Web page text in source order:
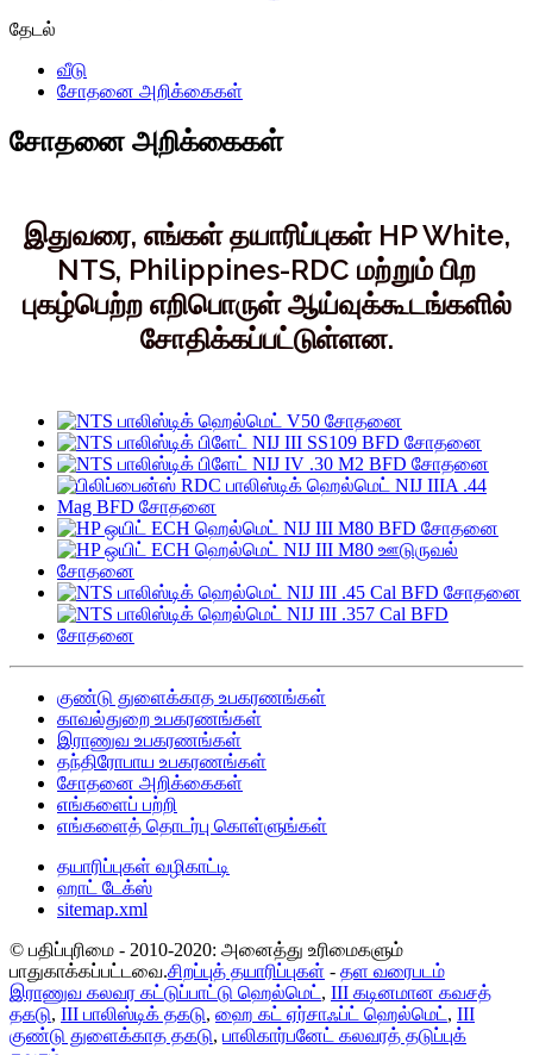
தேடல்
வீடு
சோதனை அறிக்கைகள்
சோதனை அறிக்கைகள்
இதுவரை, எங்கள் தயாரிப்புகள் HP White,
NTS, Philippines-RDC மற்றும் பிற
புகழ்பெற்ற எறிபொருள் ஆய்வுக்கூடங்களில்
சோதிக்கப்பட்டுள்ளன.
குண்டு துளைக்காத உபகரணங்கள்
காவல்துறை உபகரணங்கள்
இராணுவ உபகரணங்கள்
தந்திரோபாய உபகரணங்கள்
சோதனை அறிக்கைகள்
எங்களைப் பற்றி
எங்களைத் தொடர்பு கொள்ளுங்கள்
தயாரிப்புகள் வழிகாட்டி
ஹாட் டேக்ஸ்
sitemap.xml
© பதிப்புரிமை - 2010-2020: அனைத்து உரிமைகளும்
பாதுகாக்கப்பட்டவை.சிறப்புத் தயாரிப்புகள் - தள வரைபடம்
இராணுவ கலவர கட்டுப்பாட்டு ஹெல்மெட் , III கடினமான கவசத்
தகடு, III பாலிஸ்டிக் தகடு, ஹை கட் ஏர்சாஃப்ட் ஹெல்மெட் , III
குண்டு துளைக்காத தகடு, பாலிகார்பனேட் கலவரத் தடுப்புக்